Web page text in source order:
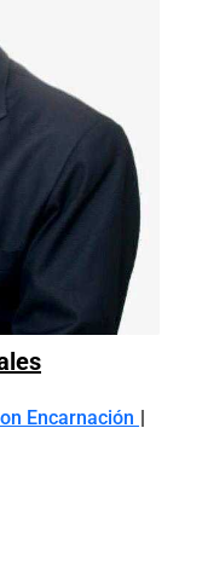
La
de
Encarnación La